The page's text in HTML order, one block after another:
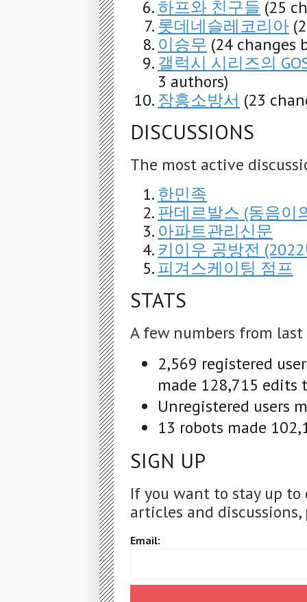
하프와 친구들 (25
롯데네슬레코리아
이승무 (24 changes
갤럭시 시리즈의
3 authors)
장흥소방서 (23
DISCUSSIONS
The most active
한민족
판데르발스 (동음이
아파트관리신문
키이우 공방전
피겨스케이팅 점프
STATS
A few numbers from last
2,569 registered
made 128,715 edits
Unregistered users
13 robots made
SIGN UP
If you want to stay up
articles and
Email: